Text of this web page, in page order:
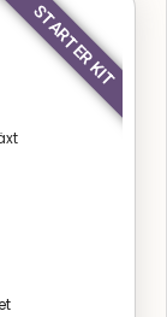
STARTER KIT